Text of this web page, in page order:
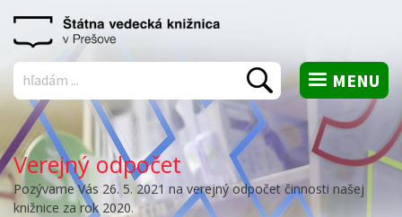
MENU
Vyhľadať
Verejný odpočet
Pozývame Vás 26. 5. 2021 na verejný odpočet činnosti našej
knižnice za rok 2020.